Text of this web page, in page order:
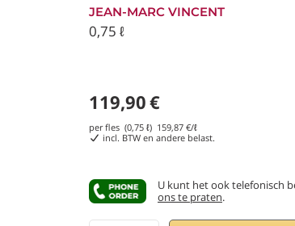
JEAN-MARC VINCENT
0,75 ℓ
119,90€
per fles (0,75 ℓ) 159,87 €/ℓ
incl. BTW en andere belast.
U kunt het ook telefonisch
ons te praten.